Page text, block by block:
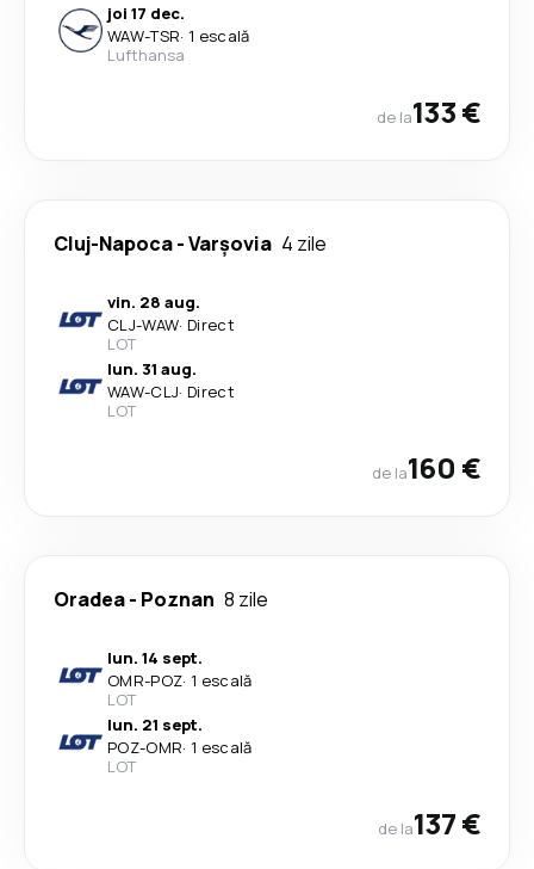
joi 17 dec.
WAW-TSR· 1 escală
Lufthansa
de la133 €
Cluj-Napoca-Varşovia 4 zile
vin. 28 aug.
CLJ-WAW· Direct
LOT
lun. 31 aug.
WAW-CLJ· Direct
LOT
de la160 €
Oradea- Poznan 8 zile
lun. 14 sept.
OMR-POZ· 1 escală
LOT
lun. 21 sept.
POZ-OMR· 1 escală
LOT
de la137 €